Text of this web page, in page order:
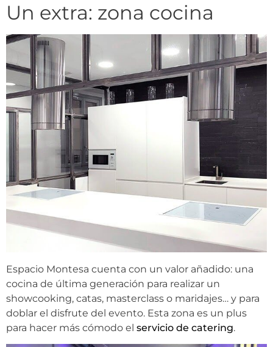
Un extra: zona cocina
Espacio Montesa cuenta con un valor añadido: una
cocina de última generación para realizar un
showcooking, catas, masterclass o maridajes… y para
doblar el disfrute del evento. Esta zona es un plus
para hacer más cómodo el servicio de catering.